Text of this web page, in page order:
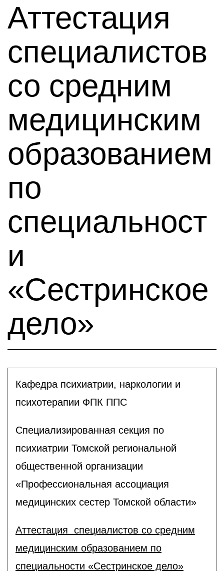
Аттестация
специалистов
со средним
медицинским
образованием
по
специальност
и
«Сестринское
дело»
Кафедра психиатрии, наркологии и
психотерапии ФПК ППС
Специализированная секция по
психиатрии Томской региональной
общественной организации
«Профессиональная ассоциация
медицинских сестер Томской области»
Аттестация специалистов со средним
медицинским образованием по
специальности «Сестринское дело»